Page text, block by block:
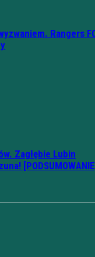
Rangers
Zagłębie Lubin